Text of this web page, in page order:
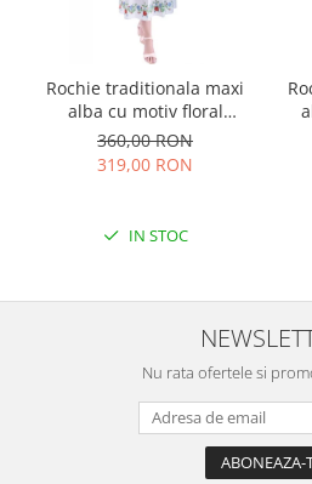
Rochie traditionala maxi
alba cu motiv floral
multicolor Sanziana
360,00 RON
319,00 RON
IN STOC
Nu rata ofertele si